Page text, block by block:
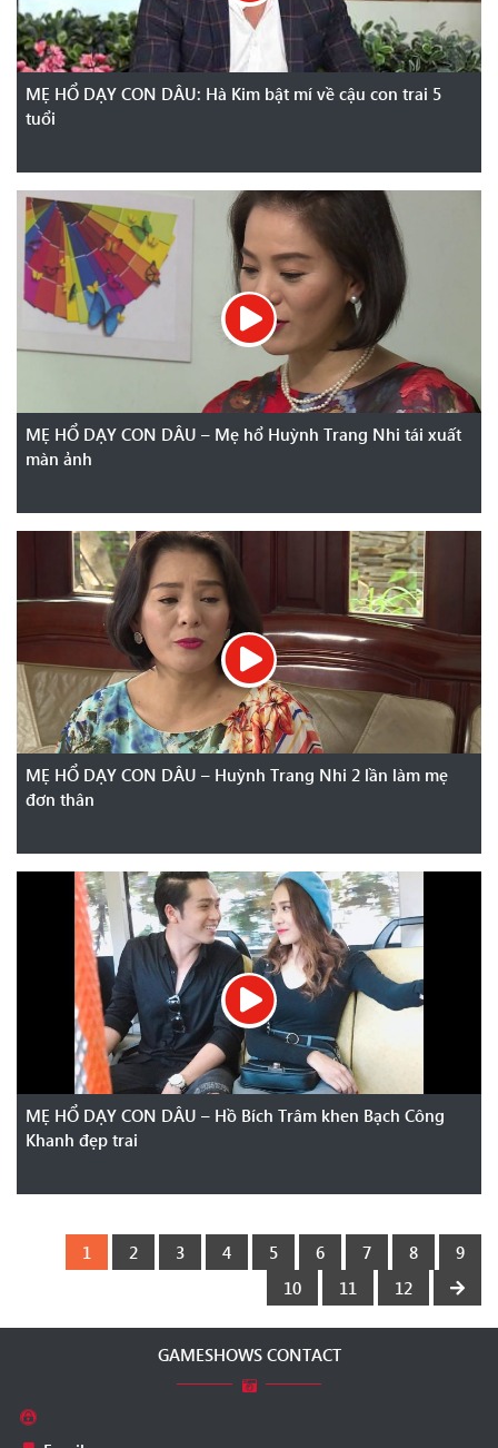
MẸ HỔ DẠY CON DÂU: Hà Kim bật mí về cậu con trai 5
tuổi
MẸ HỔ DẠY CON DÂU – Mẹ hổ Huỳnh Trang Nhi tái xuất
màn ảnh
MẸ HỔ DẠY CON DÂU – Huỳnh Trang Nhi 2 lần làm mẹ
đơn thân
MẸ HỔ DẠY CON DÂU – Hồ Bích Trâm khen Bạch Công
Khanh đẹp trai
1 2 3 4 5 6 7 8
9
10
11 12
GAMESHOWS CONTACT